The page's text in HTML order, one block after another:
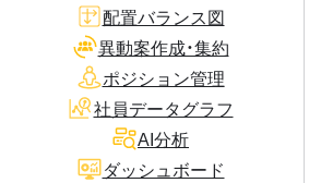
配置バランス図
異動案作成・集約
ポジション管理
社員データグラフ
AI分析
ダッシュボード